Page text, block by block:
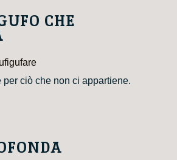
CHE
per ciò che non ci appartiene.